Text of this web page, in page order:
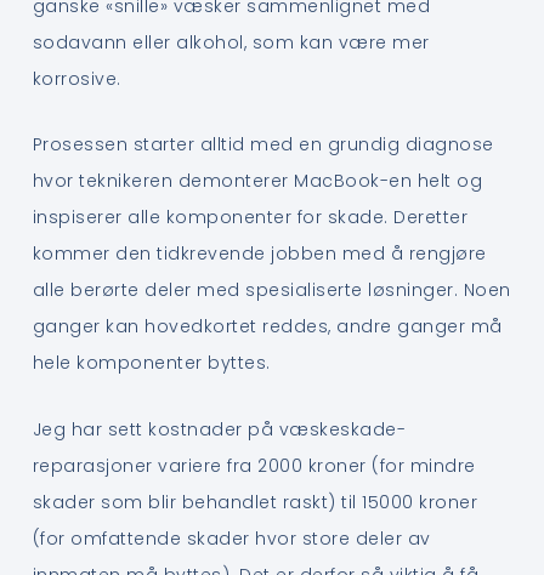
ganske «snille» væsker sammenlignet med
sodavann eller alkohol, som kan være mer
korrosive.
Prosessen starter alltid med en grundig diagnose
hvor teknikeren demonterer MacBook-en helt og
inspiserer alle komponenter for skade. Deretter
kommer den tidkrevende jobben med å rengjøre
alle berørte deler med spesialiserte løsninger. Noen
ganger kan hovedkortet reddes, andre ganger må
hele komponenter byttes.
Jeg har sett kostnader på væskeskade-
reparasjoner variere fra 2000 kroner (for mindre
skader som blir behandlet raskt) til 15000 kroner
(for omfattende skader hvor store deler av